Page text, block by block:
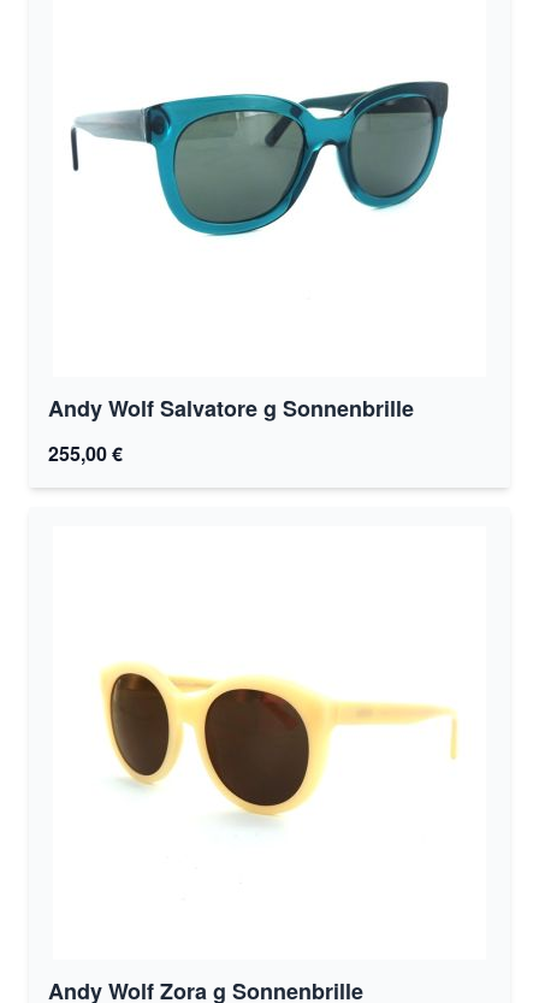
Andy Wolf Salvatore g Sonnenbrille
255,00 €
Andy Wolf Zora g Sonnenbrille